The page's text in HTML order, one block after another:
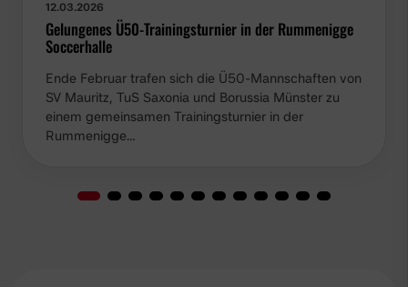
12.03.2026
Gelungenes Ü50-Trainingsturnier in der Rummenigge
Soccerhalle
Ende Februar trafen sich die Ü50-Mannschaften von
SV Mauritz, TuS Saxonia und Borussia Münster zu
einem gemeinsamen Trainingsturnier in der
Rummenigge…